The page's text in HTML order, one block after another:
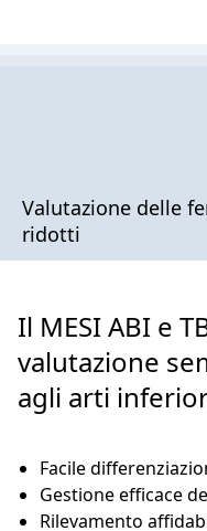
Valutazione delle
ridotti
Il MESI ABI e
valutazione
agli arti
Facile
Gestione efficace
Rilevamento